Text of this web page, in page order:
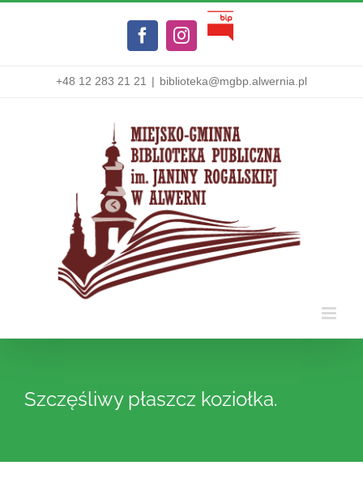
FacebookInstagram
Biuletyn
+48 12 283 21 21 | biblioteka@mgbp.alwernia.pl
Szczęśliwy płaszcz koziołka.